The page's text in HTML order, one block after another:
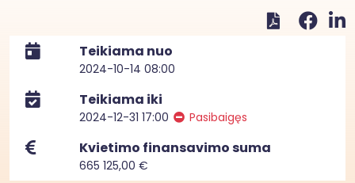
Teikiama nuo
2024-10-14 08:00
Teikiama iki
2024-12-31 17:00 Pasibaigęs
Kvietimo finansavimo suma
665 125,00 €